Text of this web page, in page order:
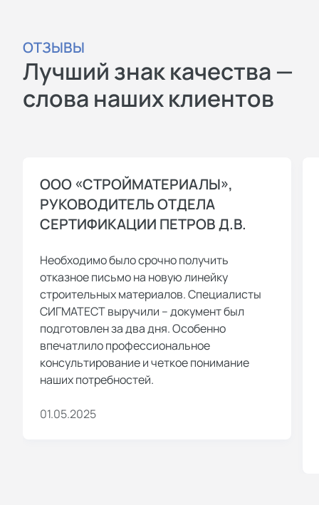
ОТЗЫВЫ
Лучший знак качества —
слова наших клиентов
ООО «СТРОЙМАТЕРИАЛЫ»,
РУКОВОДИТЕЛЬ ОТДЕЛА
СЕРТИФИКАЦИИ ПЕТРОВ Д.В.
Необходимо было срочно получить
отказное письмо на новую линейку
строительных материалов. Специалисты
СИГМАТЕСТ выручили – документ был
подготовлен за два дня. Особенно
впечатлило профессиональное
консультирование и четкое понимание
наших потребностей.
01.05.2025